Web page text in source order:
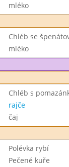
mléko
Chléb se
mléko
Chléb s
rajče
čaj
Polévka rybí
Pečené kuře